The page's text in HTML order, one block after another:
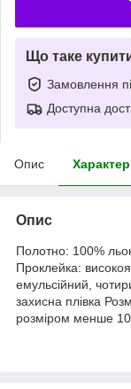
Що таке
Замовлення
Доступна
Опис
Опис
Полотно: 100%
Проклейка:
емульсійний,
захисна плівка
розміром менше